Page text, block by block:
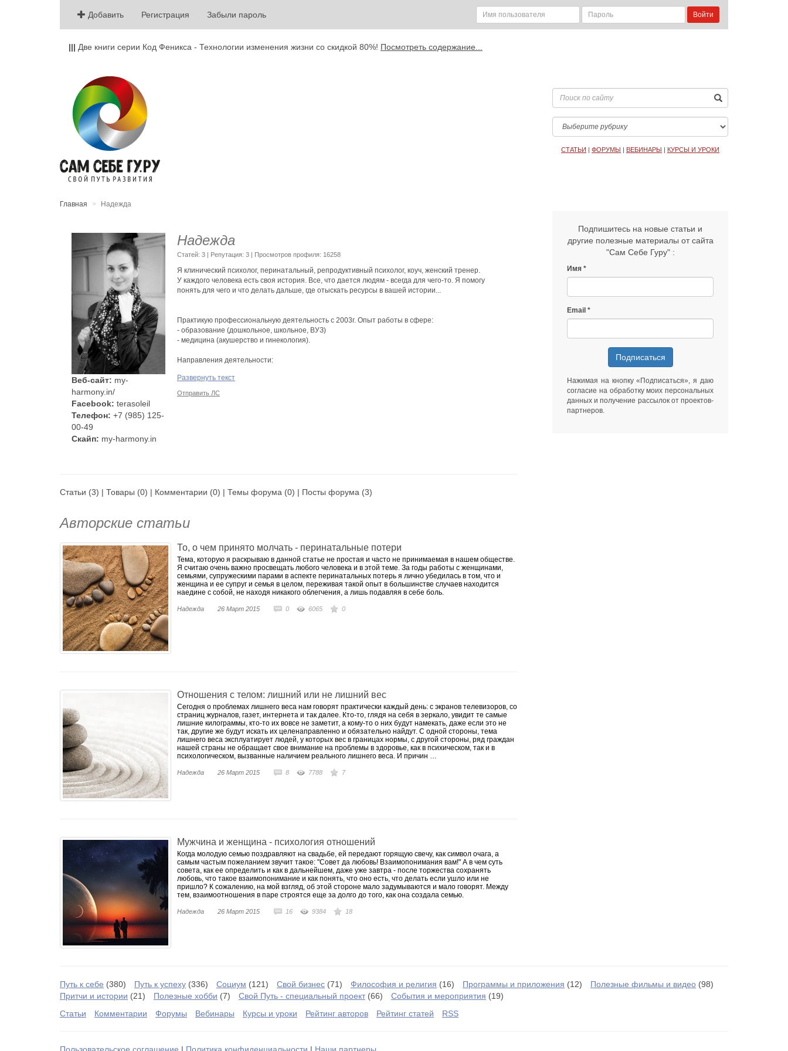
Добавить Регистрация Забыли пароль Войти
||| Две книги серии Код Феникса - Технологии изменения жизни со скидкой 80%! Посмотреть содержание...
СТАТЬИ | ФОРУМЫ | ВЕБИНАРЫ | КУРСЫ И УРОКИ
Главная Надежда
Веб-сайт: my-
harmony.in/
Facebook: terasoleil
Телефон: +7 (985) 125-
00-49
Скайп: my-harmony.in
Надежда
Cтатей: 3 | Репутация: 3 | Просмотров профиля: 16258
Я клинический психолог, перинатальный, репродуктивный психолог, коуч, женский тренер.
У каждого человека есть своя история. Все, что дается людям - всегда для чего-то. Я помогу
понять для чего и что делать дальше, где отыскать ресурсы в вашей истории...
Практикую профессиональную деятельность с 2003г. Опыт работы в сфере:
- образование (дошкольное, школьное, ВУЗ)
- медицина (акушерство и гинекология).
Направления деятельности:
● Возрастная психология
● Семейная психология
- эмоциональные состояния (неуверенность, страхи, тревожность, неврозы, депрессии,
- выбор спутника жизни
- создание семьи
- предразводный кризис
- постразводный кризис
- супружеские отношения, конфликты
- детско-родительские отношения
3. Консультирование по вопросам беременности
- страхи перед родами
- сложности в отношениях с супругом, детьми, родственниками в разных семестрах
беременности
- послеродовая депрессия
- переживания, связанные с абортивной процедурой (постабортный период, постабортный
синдром)
- привычное невынашивание (выкидыши, замершая беременность)
- бесплодие (первичное, вторичное)
- планирование второй/третьей беременности
5. Расстановки - моделирование психологического пространства. Авторская техника Филипповой
Г.Г., направлена на работу с семейной историей, с семейными мифами, установками
передаваемыми из поколения в поколение, партнерскими отношениями, привязанностями,
историей своего рождения, онтогенетическими проблемами, включая пренатальный период,
осознание причин психологических проблем в прошлом (в том числе до рождения и в семейной
истории), осознанием и изменением индивидуальных жизненных сценариев, прогнозированием
и моделированием будущего.
- тренинги и семинары очно и онлайн
- психологические игры
- семинаров
Развернуть текст
Отправить ЛС
Статьи (3) | Товары (0) | Комментарии (0) | Темы форума (0) | Посты форума (3)
Авторские статьи
То, о чем принято молчать - перинатальные потери
Тема, которую я раскрываю в данной статье не простая и часто не принимаемая в нашем обществе.
Я считаю очень важно просвещать любого человека и в этой теме. За годы работы с женщинами,
семьями, супружескими парами в аспекте перинатальных потерь я лично убедилась в том, что и
женщина и ее супруг и семья в целом, переживая такой опыт в большинстве случаев находится
наедине с собой, не находя никакого облегчения, а лишь подавляя в себе боль.
Надежда 26 Март 2015 0 6065 0
Отношения с телом: лишний или не лишний вес
Сегодня о проблемах лишнего веса нам говорят практически каждый день: с экранов телевизоров, со
страниц журналов, газет, интернета и так далее. Кто-то, глядя на себя в зеркало, увидит те самые
лишние килограммы, кто-то их вовсе не заметит, а кому-то о них будут намекать, даже если это не
так, другие же будут искать их целенаправленно и обязательно найдут. С одной стороны, тема
лишнего веса эксплуатирует людей, у которых вес в границах нормы, с другой стороны, ряд граждан
нашей страны не обращает свое внимание на проблемы в здоровье, как в психическом, так и в
психологическом, вызванные наличием реального лишнего веса. И причин …
Надежда 26 Март 2015 8 7788 7
Мужчина и женщина - психология отношений
Когда молодую семью поздравляют на свадьбе, ей передают горящую свечу, как символ очага, а
самым частым пожеланием звучит такое: "Совет да любовь! Взаимопонимания вам!" А в чем суть
совета, как ее определить и как в дальнейшем, даже уже завтра - после торжества сохранять
любовь, что такое взаимопонимание и как понять, что оно есть, что делать если ушло или не
пришло? К сожалению, на мой взгляд, об этой стороне мало задумываются и мало говорят. Между
тем, взаимоотношения в паре строятся еще за долго до того, как она создала семью.
Надежда 26 Март 2015 16 9384 18
Подпишитесь на новые статьи и
другие полезные материалы от сайта
"Сам Себе Гуру" :
Имя
Email
Подписаться
Нажимая на кнопку «Подписаться», я даю
согласие на обработку моих персональных
данных и получение рассылок от проектов-
партнеров.
Путь к себе (380) Путь к успеху (336) Социум (121) Свой бизнес (71) Философия и религия (16) Программы и приложения (12) Полезные фильмы и видео (98)
Притчи и истории (21) Полезные хобби (7) Свой Путь - специальный проект(66) События и мероприятия (19)
Статьи
Комментарии Форумы Вебинары Курсы и уроки Рейтинг авторов Рейтинг статей RSS